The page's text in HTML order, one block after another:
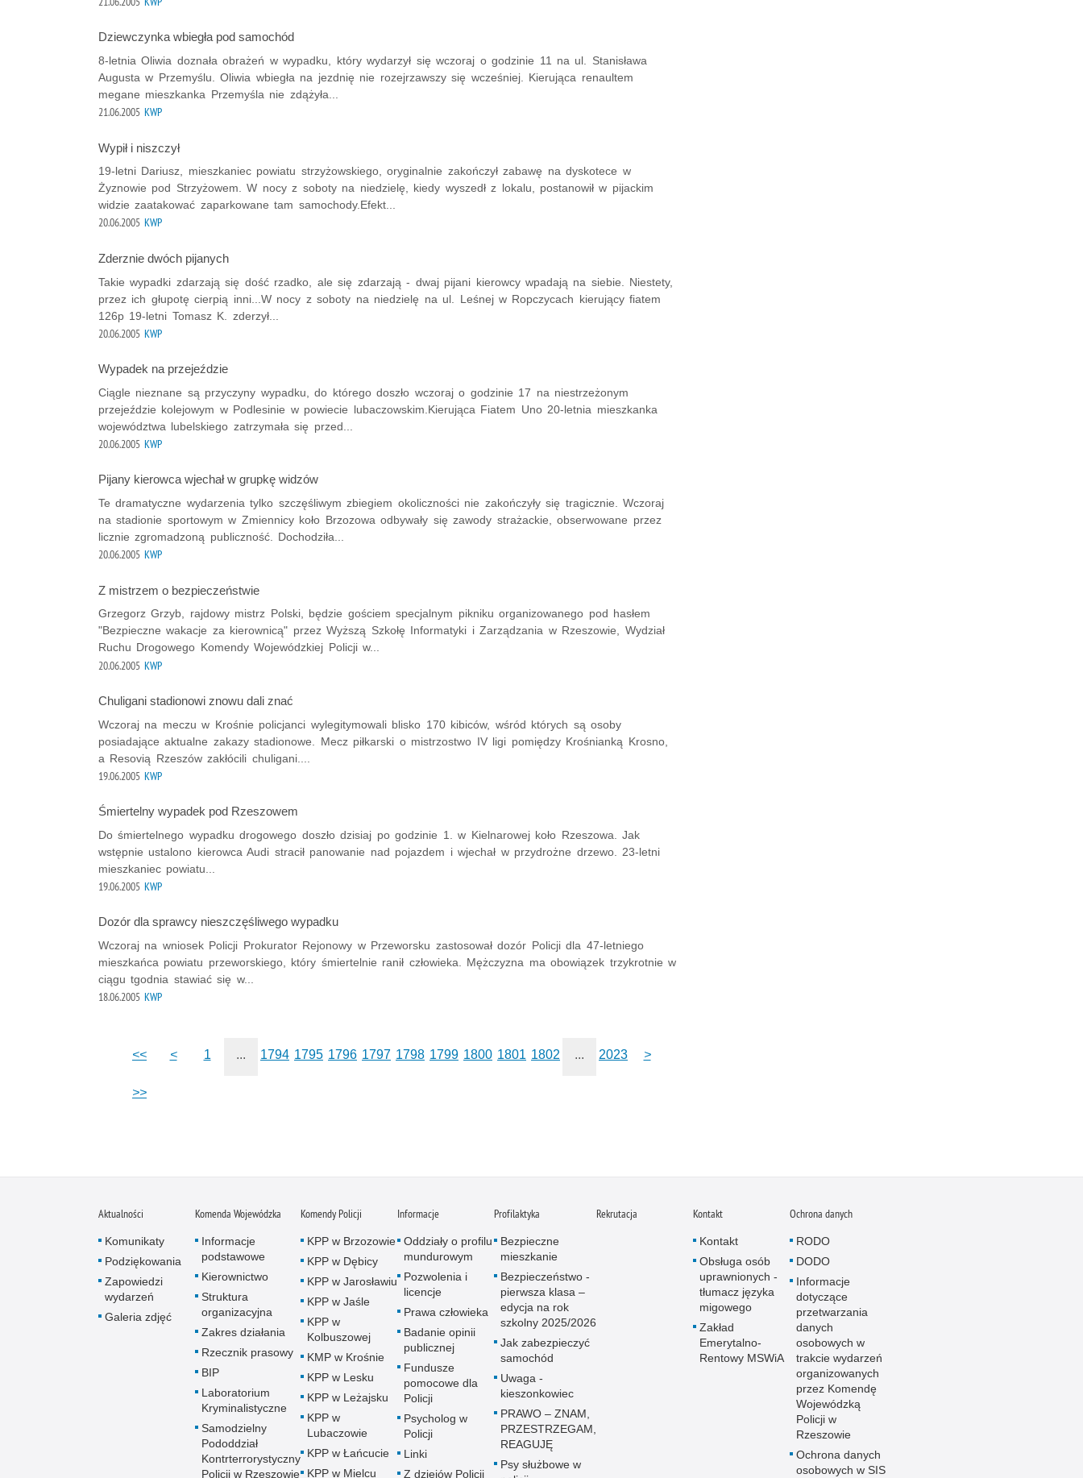
Dziewczynka wbiegła pod samochód
8-letnia Oliwia doznała obrażeń w wypadku, który wydarzył się wczoraj o godzinie 11 na ul. Stanisława
Augusta w Przemyślu. Oliwia wbiegła na jezdnię nie rozejrzawszy się wcześniej. Kierująca renaultem
megane mieszkanka Przemyśla nie zdążyła...
21.06.2005 KWP
Wypił i niszczył
19-letni Dariusz, mieszkaniec powiatu strzyżowskiego, oryginalnie zakończył zabawę na dyskotece w
Żyznowie pod Strzyżowem. W nocy z soboty na niedzielę, kiedy wyszedł z lokalu, postanowił w pijackim
widzie zaatakować zaparkowane tam samochody.Efekt...
20.06.2005 KWP
Zderznie dwóch pijanych
Takie wypadki zdarzają się dość rzadko, ale się zdarzają - dwaj pijani kierowcy wpadają na siebie. Niestety,
przez ich głupotę cierpią inni...W nocy z soboty na niedzielę na ul. Leśnej w Ropczycach kierujący fiatem
126p 19-letni Tomasz K. zderzył...
20.06.2005 KWP
Wypadek na przejeździe
Ciągle nieznane są przyczyny wypadku, do którego doszło wczoraj o godzinie 17 na niestrzeżonym
przejeździe kolejowym w Podlesinie w powiecie lubaczowskim.Kierująca Fiatem Uno 20-letnia mieszkanka
województwa lubelskiego zatrzymała się przed...
20.06.2005 KWP
Pijany kierowca wjechał w grupkę widzów
Te dramatyczne wydarzenia tylko szczęśliwym zbiegiem okoliczności nie zakończyły się tragicznie. Wczoraj
na stadionie sportowym w Zmiennicy koło Brzozowa odbywały się zawody strażackie, obserwowane przez
licznie zgromadzoną publiczność. Dochodziła...
20.06.2005 KWP
Z mistrzem o bezpieczeństwie
Grzegorz Grzyb, rajdowy mistrz Polski, będzie gościem specjalnym pikniku organizowanego pod hasłem
"Bezpieczne wakacje za kierownicą" przez Wyższą Szkołę Informatyki i Zarządzania w Rzeszowie, Wydział
Ruchu Drogowego Komendy Wojewódzkiej Policji w...
20.06.2005 KWP
Chuligani stadionowi znowu dali znać
Wczoraj na meczu w Krośnie policjanci wylegitymowali blisko 170 kibiców, wśród których są osoby
posiadające aktualne zakazy stadionowe. Mecz piłkarski o mistrzostwo IV ligi pomiędzy Krośnianką Krosno,
a Resovią Rzeszów zakłócili chuligani....
19.06.2005 KWP
Śmiertelny wypadek pod Rzeszowem
Do śmiertelnego wypadku drogowego doszło dzisiaj po godzinie 1. w Kielnarowej koło Rzeszowa. Jak
wstępnie ustalono kierowca Audi stracił panowanie nad pojazdem i wjechał w przydrożne drzewo. 23-letni
mieszkaniec powiatu...
19.06.2005 KWP
Dozór dla sprawcy nieszczęśliwego wypadku
Wczoraj na wniosek Policji Prokurator Rejonowy w Przeworsku zastosował dozór Policji dla 47-letniego
mieszkańca powiatu przeworskiego, który śmiertelnie ranił człowieka. Mężczyzna ma obowiązek trzykrotnie w
ciągu tgodnia stawiać się w...
18.06.2005 KWP
<< < 1 ... 1794 1795 1796 1797 1798 1799 1800 1801 1802 ... 2023 >
>>
Aktualności
Komunikaty
Podziękowania
Zapowiedzi
wydarzeń
Galeria zdjęć
Komenda Wojewódzka
Informacje
podstawowe
Kierownictwo
Struktura
organizacyjna
Zakres działania
Rzecznik prasowy
BIP
Laboratorium
Kryminalistyczne
Samodzielny
Pododdział
Kontrterrorystyczny
Policji w Rzeszowie
Komendy Policji
KPP w Brzozowie
KPP w Dębicy
KPP w Jarosławiu
KPP w Jaśle
KPP w
Kolbuszowej
KMP w Krośnie
KPP w Lesku
KPP w Leżajsku
KPP w
Lubaczowie
KPP w Łańcucie
KPP w Mielcu
Informacje
Oddziały o profilu
mundurowym
Pozwolenia i
licencje
Prawa człowieka
Badanie opinii
publicznej
Fundusze
pomocowe dla
Policji
Psycholog w
Policji
Linki
Z dziejów Policji
Profilaktyka
Bezpieczne
mieszkanie
Bezpieczeństwo -
pierwsza klasa –
edycja na rok
szkolny 2025/2026
Jak zabezpieczyć
samochód
Uwaga -
kieszonkowiec
PRAWO – ZNAM,
PRZESTRZEGAM,
REAGUJĘ
Psy służbowe w
Rekrutacja Kontakt
Kontakt
Obsługa osób
uprawnionych -
tłumacz języka
migowego
Zakład
Emerytalno-
Rentowy MSWiA
Ochrona danych
RODO
DODO
Informacje
dotyczące
przetwarzania
danych
osobowych w
trakcie wydarzeń
organizowanych
przez Komendę
Wojewódzką
Policji w
Rzeszowie
Ochrona danych
osobowych w SIS